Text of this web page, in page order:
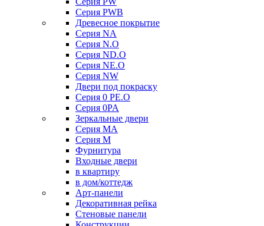
Серия PWB
Древесное покрытие
Серия NA
Серия N.O
Серия ND.O
Серия NE.O
Серия NW
Двери под покраску
Серия 0 PE.O
Серия 0PA
Зеркальные двери
Серия MA
Серия M
Фурнитура
Входные двери
в квартиру
в дом/коттедж
Арт-панели
Декоративная рейка
Стеновые панели